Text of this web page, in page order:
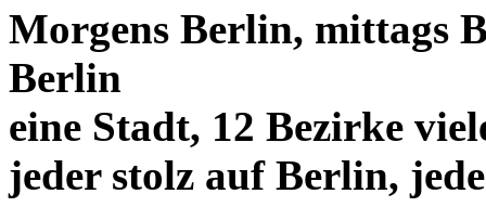
Morgens Berlin, mittags
Berlin
eine Stadt, 12 Bezirke
jeder stolz auf Berlin,